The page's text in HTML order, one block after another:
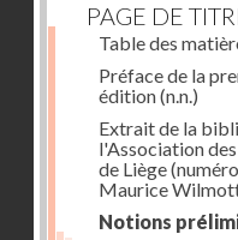
PAGE DE
Table des
Préface de la
édition(n.n.)
Extrait de la
l'Association
de Liège
Maurice
Notions